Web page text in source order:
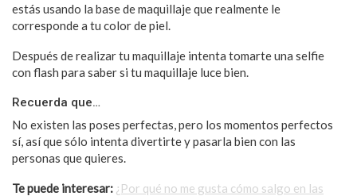
estás usando la base de maquillaje que realmente le
corresponde a tu color de piel.
Después de realizar tu maquillaje intenta tomarte una selfie
con flash para saber si tu maquillaje luce bien.
Recuerda que…
No existen las poses perfectas, pero los momentos perfectos
sí, así que sólo intenta divertirte y pasarla bien con las
personas que quieres.
Te puede interesar: ¿Por qué no me gusta cómo salgo en las